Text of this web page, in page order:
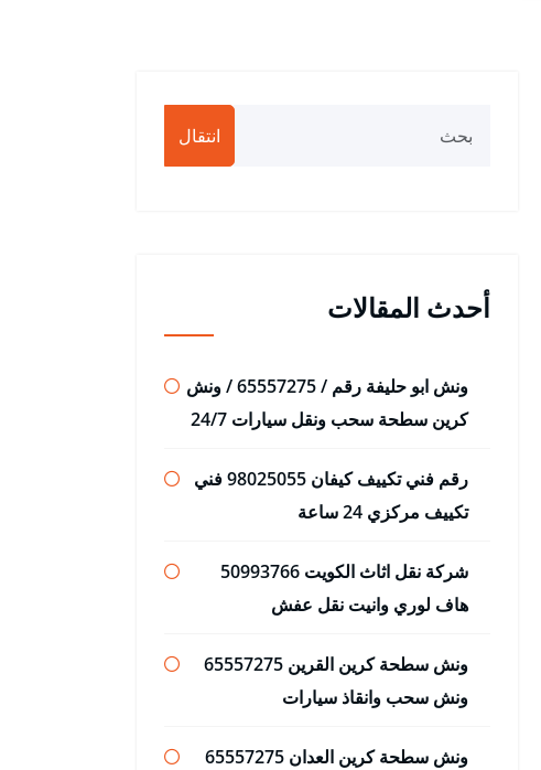
انتقال
أحدث المقالات
ونش ابو حليفة رقم / 65557275 / ونش
كرين سطحة سحب ونقل سيارات 24/7
رقم فني تكييف كيفان 98025055 فني
تكييف مركزي 24 ساعة
شركة نقل اثاث الكويت 50993766
هاف لوري وانيت نقل عفش
ونش سطحة كرين القرين 65557275
ونش سحب وانقاذ سيارات
ونش سطحة كرين العدان 65557275